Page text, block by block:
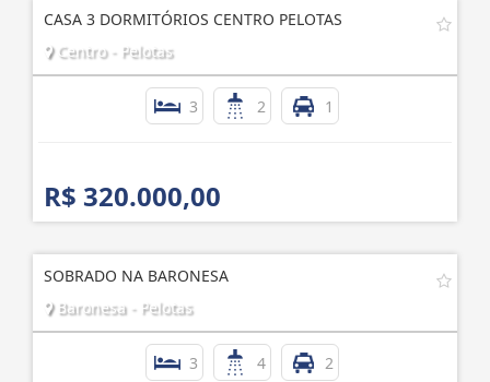
CASA 3 DORMITÓRIOS CENTRO PELOTAS
Centro - Pelotas
3 2 1
R$ 320.000,00
SOBRADO NA BARONESA
Baronesa - Pelotas
3 4 2